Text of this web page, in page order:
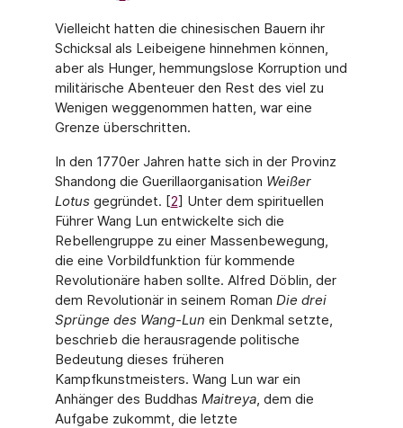
Vielleicht hatten die chinesischen Bauern ihr
Schicksal als Leibeigene hinnehmen kön­nen,
aber als Hunger, hemmungslose Korruption und
militärische Abenteuer den Rest des viel zu
Wenigen weggenommen hatten, war eine
Grenze überschritten.
In den 1770er Jahren hatte sich in der Provinz
Shandong die Guerillaorganisation Wei­ßer
Lotusgegründet. [2] Unter dem spirituellen
Führer Wang Lun entwickelte sich die
Rebellengruppe zu einer Massenbewegung,
die eine Vorbildfunktion für kommende
Revolutionäre haben sollte. Alfred Döblin, der
dem Revolutionär in seinem Roman Die drei
Sprünge des Wang-Lun ein Denkmal setzte,
beschrieb die herausragende politische
Bedeutung dieses früheren
Kampfkunstmeisters. Wang Lun war ein
Anhänger des Bud­dhas Maitreya, dem die
Aufgabe zukommt, die letzte